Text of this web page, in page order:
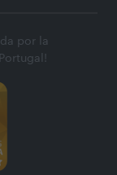
por la